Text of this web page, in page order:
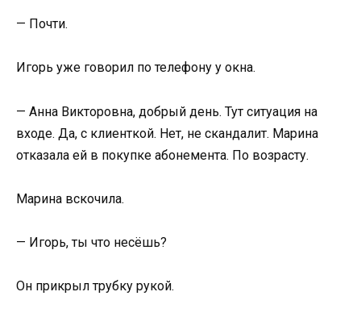
— Почти.
Игорь уже говорил по телефону у окна.
— Анна Викторовна, добрый день. Тут ситуация на
входе. Да, с клиенткой. Нет, не скандалит. Марина
отказала ей в покупке абонемента. По возрасту.
Марина вскочила.
— Игорь, ты что несёшь?
Он прикрыл трубку рукой.